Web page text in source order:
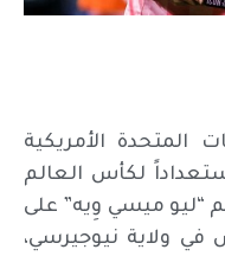
المتحدة الأمريكية
لكأس العالم
“ليو ميسي وِيه” على
في ولاية نيوجيرسي،